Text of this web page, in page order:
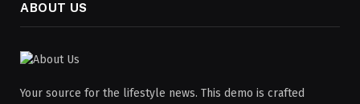
ABOUT US
Your source for the lifestyle news. This demo is crafted